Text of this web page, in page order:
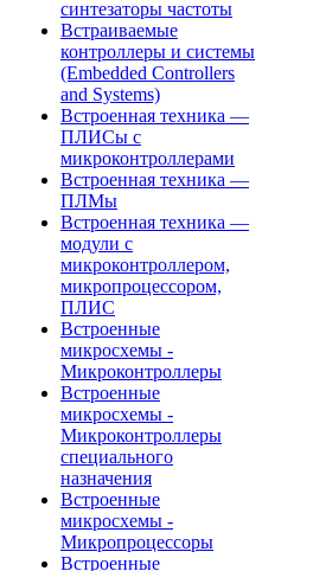
синтезаторы частоты
Встраиваемые
контроллеры и системы
(Embedded Controllers
and Systems)
Встроенная техника —
ПЛИСы с
микроконтроллерами
Встроенная техника —
ПЛМы
Встроенная техника —
модули с
микроконтроллером,
микропроцессором,
ПЛИС
Встроенные
микросхемы -
Микроконтроллеры
Встроенные
микросхемы -
Микроконтроллеры
специального
назначения
Встроенные
микросхемы -
Микропроцессоры
Встроенные